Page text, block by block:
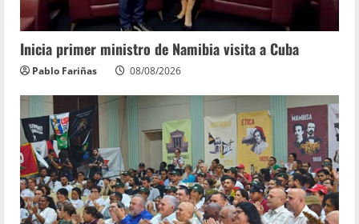
Inicia primer ministro de Namibia visita a Cuba
Pablo Fariñas 08/08/2026